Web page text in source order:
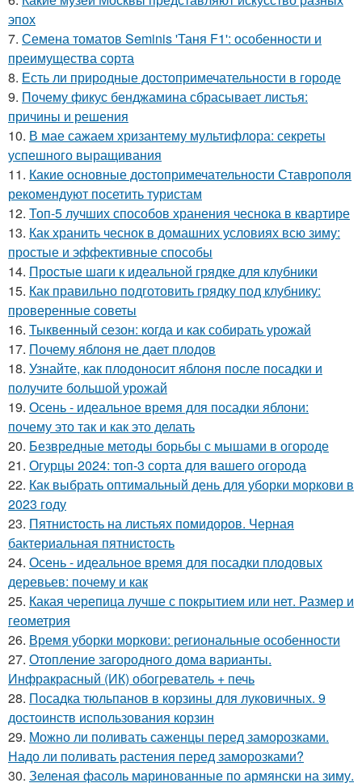
эпох
7. Семена томатов Seminis 'Таня F1': особенности и
преимущества сорта
8. Есть ли природные достопримечательности в городе
9. Почему фикус бенджамина сбрасывает листья:
причины и решения
10. В мае сажаем хризантему мультифлора: секреты
успешного выращивания
11. Какие основные достопримечательности Ставрополя
рекомендуют посетить туристам
12. Топ-5 лучших способов хранения чеснока в квартире
13. Как хранить чеснок в домашних условиях всю зиму:
простые и эффективные способы
14. Простые шаги к идеальной грядке для клубники
15. Как правильно подготовить грядку под клубнику:
проверенные советы
16. Тыквенный сезон: когда и как собирать урожай
17. Почему яблоня не дает плодов
18. Узнайте, как плодоносит яблоня после посадки и
получите большой урожай
19. Осень - идеальное время для посадки яблони:
почему это так и как это делать
20. Безвредные методы борьбы с мышами в огороде
21. Огурцы 2024: топ-3 сорта для вашего огорода
22. Как выбрать оптимальный день для уборки моркови в
2023 году
23. Пятнистость на листьях помидоров. Черная
бактериальная пятнистость
24. Осень - идеальное время для посадки плодовых
деревьев: почему и как
25. Какая черепица лучше с покрытием или нет. Размер и
геометрия
26. Время уборки моркови: региональные особенности
27. Отопление загородного дома варианты.
Инфракрасный (ИК) обогреватель + печь
28. Посадка тюльпанов в корзины для луковичных. 9
достоинств использования корзин
29. Можно ли поливать саженцы перед заморозками.
Надо ли поливать растения перед заморозками?
30. Зеленая фасоль маринованные по армянски на зиму.